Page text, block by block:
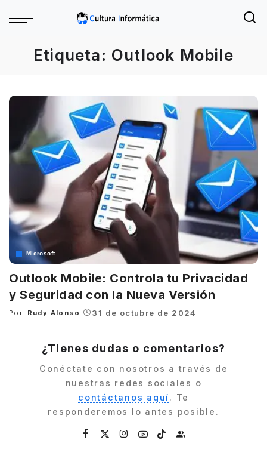
Etiqueta: Outlook Mobile
Microsoft
Outlook Mobile: Controla tu Privacidad
y Seguridad con la Nueva Versión
Posted
Por: Rudy Alonso 31 de octubre de 2024
¿Tienes dudas o comentarios?
Conéctate con nosotros a través de
nuestras redes sociales o
contáctanos aquí. Te
responderemos lo antes posible.